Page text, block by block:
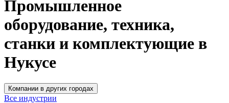
Промышленное
оборудование, техника,
станки и комплектующие в
Нукусе
Компании в других городах
Все индустрии